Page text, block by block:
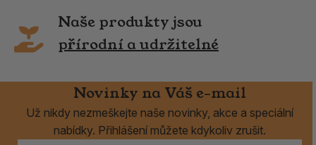
Naše produkty jsou
přírodní a udržitelné
Novinky na Váš e-mail
Už nikdy nezmeškejte naše novinky, akce a speciální
nabídky. Přihlášení můžete kdykoliv zrušit.